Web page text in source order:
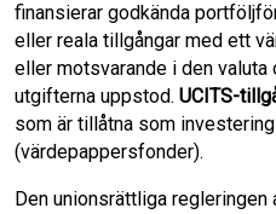
finansierar godkända
eller reala tillgångar med ett
eller motsvarande i den valuta
utgifterna uppstod. UCITS-
som är tillåtna som
(värdepappersfonder).
Den unionsrättliga